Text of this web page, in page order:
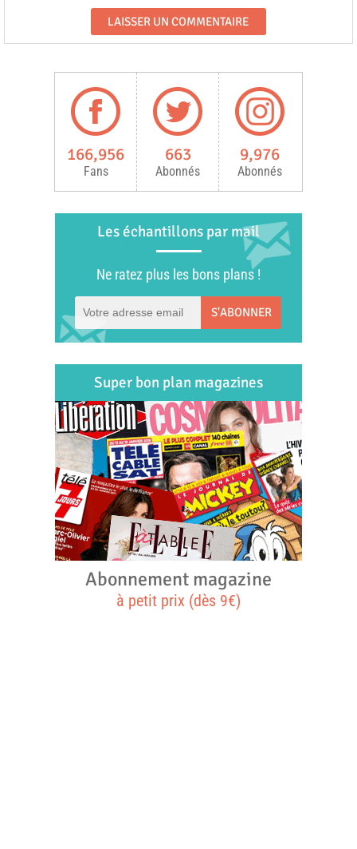
166,956
Fans
663
Abonnés
9,976
Abonnés
Les échantillons par mail
Ne ratez plus les bons plans !
S'ABONNER
Super bon plan magazines
Abonnement magazine
à petit prix (dès 9€)